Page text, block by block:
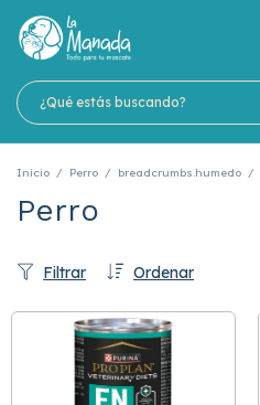
Inicio / Perro / breadcrumbs.humedo /
Perro
Ordenar
Filtrar